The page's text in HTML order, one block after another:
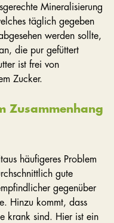
Mineralisierung
täglich gegeben
werden sollte,
die pur gefüttert
ist frei von
Zucker.
Zusammenhang
häufigeres Problem
gute
gegenüber
Hinzu kommt, dass
krank sind. Hier ist ein